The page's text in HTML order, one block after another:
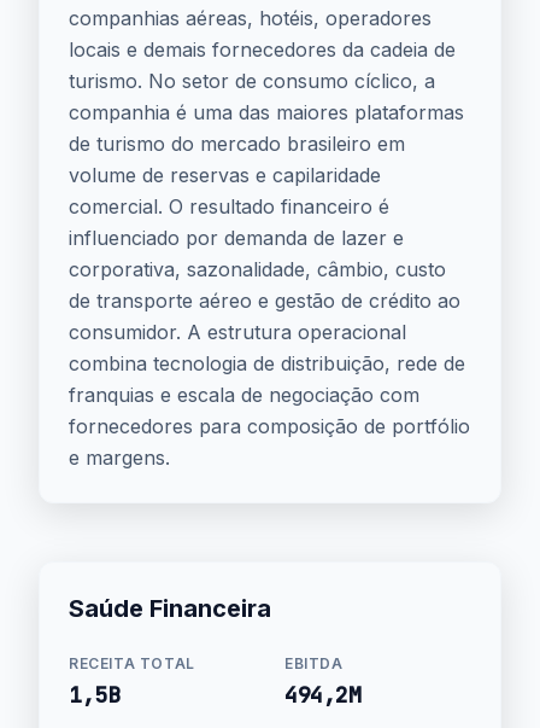
companhias aéreas, hotéis, operadores
locais e demais fornecedores da cadeia de
turismo. No setor de consumo cíclico, a
companhia é uma das maiores plataformas
de turismo do mercado brasileiro em
volume de reservas e capilaridade
comercial. O resultado financeiro é
influenciado por demanda de lazer e
corporativa, sazonalidade, câmbio, custo
de transporte aéreo e gestão de crédito ao
consumidor. A estrutura operacional
combina tecnologia de distribuição, rede de
franquias e escala de negociação com
fornecedores para composição de portfólio
e margens.
Saúde Financeira
RECEITA TOTAL
1,5B
EBITDA
494,2M